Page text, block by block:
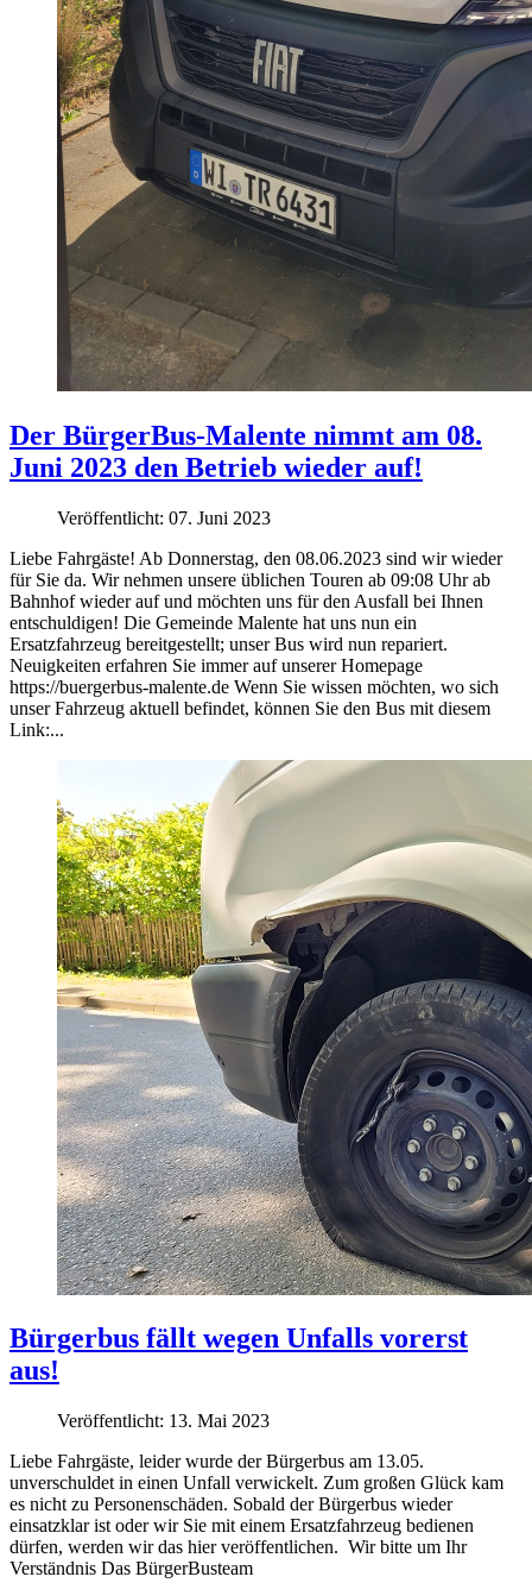
Der BürgerBus-Malente nimmt am 08.
Juni 2023 den Betrieb wieder auf!
Veröffentlicht: 07. Juni 2023
Liebe Fahrgäste! Ab Donnerstag, den 08.06.2023 sind wir wieder
für Sie da. Wir nehmen unsere üblichen Touren ab 09:08 Uhr ab
Bahnhof wieder auf und möchten uns für den Ausfall bei Ihnen
entschuldigen! Die Gemeinde Malente hat uns nun ein
Ersatzfahrzeug bereitgestellt; unser Bus wird nun repariert.
Neuigkeiten erfahren Sie immer auf unserer Homepage
https://buergerbus-malente.de Wenn Sie wissen möchten, wo sich
unser Fahrzeug aktuell befindet, können Sie den Bus mit diesem
Link:...
Bürgerbus fällt wegen Unfalls vorerst
aus!
Veröffentlicht: 13. Mai 2023
Liebe Fahrgäste, leider wurde der Bürgerbus am 13.05.
unverschuldet in einen Unfall verwickelt. Zum großen Glück kam
es nicht zu Personenschäden. Sobald der Bürgerbus wieder
einsatzklar ist oder wir Sie mit einem Ersatzfahrzeug bedienen
dürfen, werden wir das hier veröffentlichen. Wir bitte um Ihr
Verständnis Das BürgerBusteam